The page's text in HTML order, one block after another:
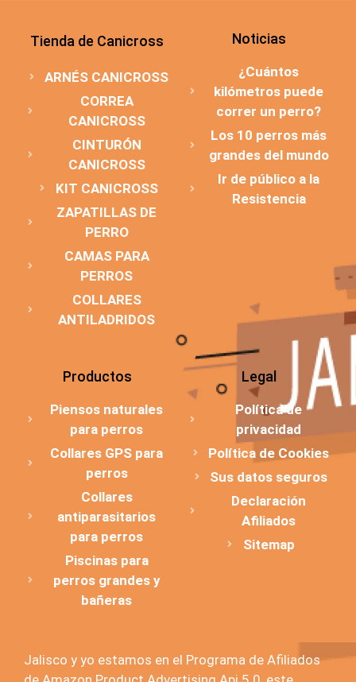
Tienda de Canicross
ARNÉS CANICROSS
CORREA
CANICROSS
CINTURÓN
CANICROSS
KIT CANICROSS
ZAPATILLAS DE
PERRO
CAMAS PARA
PERROS
COLLARES
ANTILADRIDOS
Noticias
¿Cuántos
kilómetros puede
correr un perro?
Los 10 perros más
grandes del mundo
Ir de público a la
Resistencia
Productos
Piensos naturales
para perros
Collares GPS para
perros
Collares
antiparasitarios
para perros
Piscinas para
perros grandes y
bañeras
Legal
Política de
privacidad
Política de Cookies
Sus datos seguros
Declaración
Afiliados
Sitemap
Jalisco y yo estamos en el Programa de Afiliados